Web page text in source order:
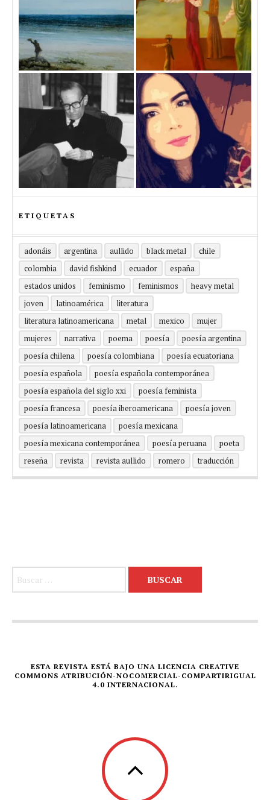
ETIQUETAS
adonáis argentina aullido black metal
chile
colombia
david fishkind ecuador
españa
estados unidos
feminismo feminismos
heavy metal
joven
latinoamérica
literatura
literatura latinoamericana
metal mexico
mujer
mujeres
narrativa poema poesía
poesía argentina
poesía chilena
poesía colombiana
poesía ecuatoriana
poesía española
poesía española contemporánea
poesía española del siglo xxi
poesía feminista
poesía francesa
poesía iberoamericana
poesía joven
poesía latinoamericana
poesía mexicana
poesía mexicana contemporánea
poesía peruana
poeta
reseña
revista revista aullido romero traducción
ESTA REVISTA ESTÁ BAJO UNA LICENCIA CREATIVE
COMMONS ATRIBUCIÓN-NOCOMERCIAL-COMPARTIRIGUAL
4.0 INTERNACIONAL.